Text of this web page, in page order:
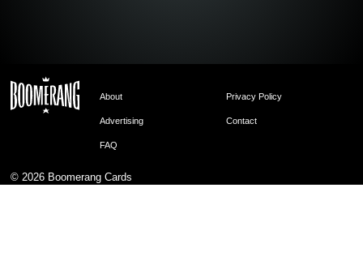
About Privacy Policy
Advertising Contact
FAQ
© 2026 Boomerang Cards